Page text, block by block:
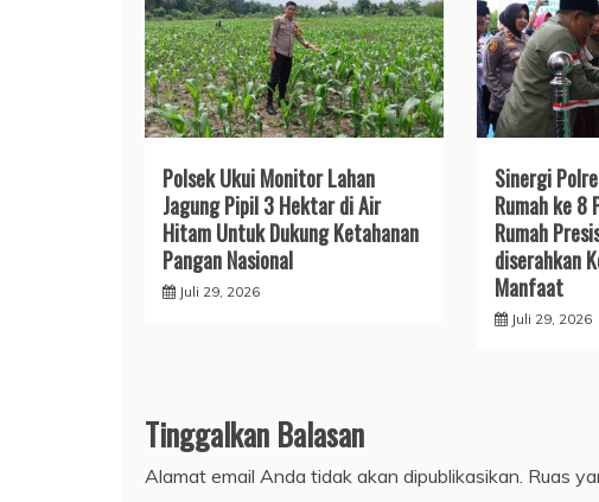
Polsek Ukui Monitor Lahan
Jagung Pipil 3 Hektar di Air
Hitam Untuk Dukung Ketahanan
Pangan Nasional
Juli 29, 2026
Sinergi
Rumah ke 8
Rumah
diserahkan
Manfaat
Juli 29, 2026
Tinggalkan Balasan
Alamat email Anda tidak akan dipublikasikan. Ruas